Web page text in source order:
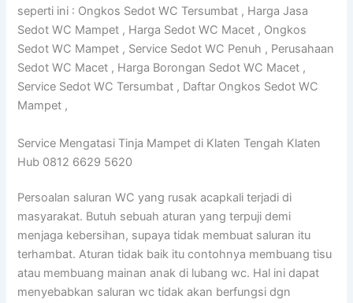
seperti ini : Ongkos Sedot WC Tersumbat , Harga Jasa
Sedot WC Mampet , Harga Sedot WC Macet , Ongkos
Sedot WC Mampet , Service Sedot WC Penuh , Perusahaan
Sedot WC Macet , Harga Borongan Sedot WC Macet ,
Service Sedot WC Tersumbat , Daftar Ongkos Sedot WC
Mampet ,
Service Mengatasi Tinja Mampet di Klaten Tengah Klaten
Hub 0812 6629 5620
Persoalan saluran WC yang rusak acapkali terjadi di
masyarakat. Butuh sebuah aturan yang terpuji demi
menjaga kebersihan, supaya tidak membuat saluran itu
terhambat. Aturan tidak baik itu contohnya membuang tisu
atau membuang mainan anak di lubang wc. Hal ini dapat
menyebabkan saluran wc tidak akan berfungsi dgn